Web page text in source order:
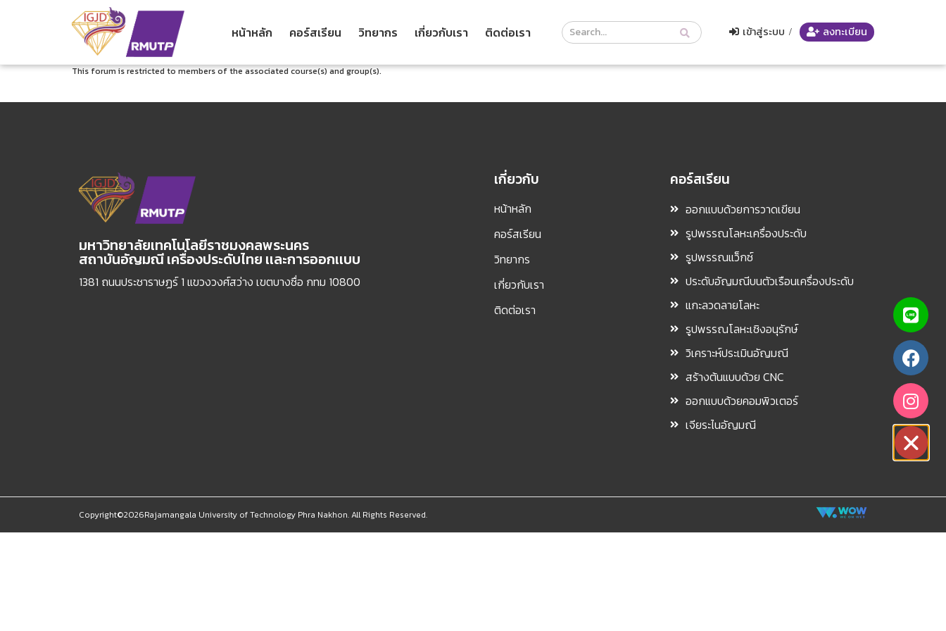
หน้าหลัก คอร์สเรียน วิทยากร เกี่ยวกับเรา ติดต่อเรา
Course
Search
Header
เข้าสู่ระบบ / ลงทะเบียน
This forum is restricted to members of the associated course(s) and group(s).
มหาวิทยาลัยเทคโนโลยีราชมงคลพระนคร
สถาบันอัญมณี เครื่องประดับไทย เเละการออกเเบบ
1381 ถนนประชาราษฏร์ 1 แขวงวงศ์สว่าง เขตบางซื่อ กทม 10800
เกี่ยวกับ
หน้าหลัก
คอร์สเรียน
วิทยากร
เกี่ยวกับเรา
ติดต่อเรา
คอร์สเรียน
ออกแบบด้วยการวาดเขียน
รูปพรรณโลหะเครื่องประดับ
รูปพรรณแว็กซ์
ประดับอัญมณีบนตัวเรือนเครื่องประดับ
แกะลวดลายโลหะ
รูปพรรณโลหะเชิงอนุรักษ์
วิเคราะห์ประเมินอัญมณี
สร้างต้นแบบด้วย CNC
ออกแบบด้วยคอมพิวเตอร์
เจียระไนอัญมณี
Copyright©2026Rajamangala University of Technology Phra Nakhon. All Rights Reserved.